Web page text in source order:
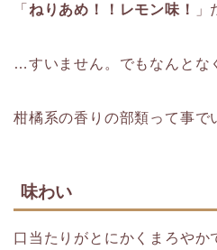
「 ねりあめ！！レモン味！ 」
…すいません。でもなんとな
柑橘系の香りの部類って事で
味わい
口当たりがとにかくまろやか